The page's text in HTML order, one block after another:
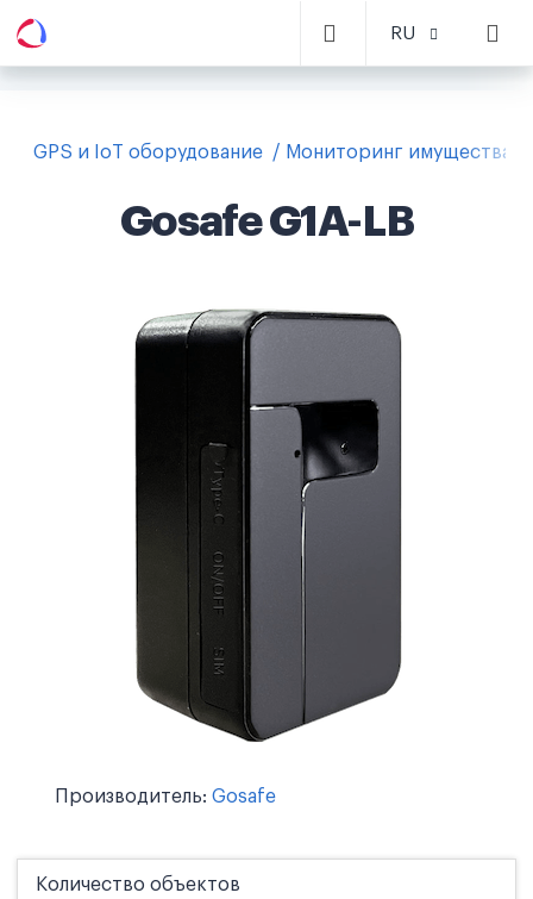
RU
GPS и IoT оборудование Мониторинг имущества
Gosafe G1A-LB
Производитель: Gosafe
Количество объектов